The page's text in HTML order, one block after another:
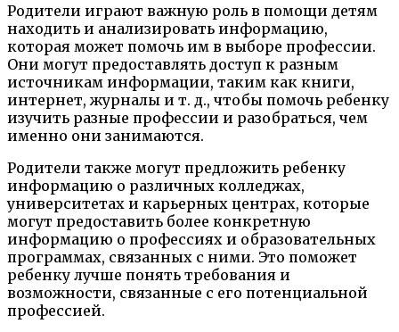
Родители играют важную роль в помощи детям
находить и анализировать информацию,
которая может помочь им в выборе профессии.
Они могут предоставлять доступ к разным
источникам информации, таким как книги,
интернет, журналы и т. д., чтобы помочь ребенку
изучить разные профессии и разобраться, чем
именно они занимаются.
Родители также могут предложить ребенку
информацию о различных колледжах,
университетах и карьерных центрах, которые
могут предоставить более конкретную
информацию о профессиях и образовательных
программах, связанных с ними. Это поможет
ребенку лучше понять требования и
возможности, связанные с его потенциальной
профессией.